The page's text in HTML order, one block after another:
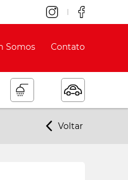
Somos Contato
Voltar